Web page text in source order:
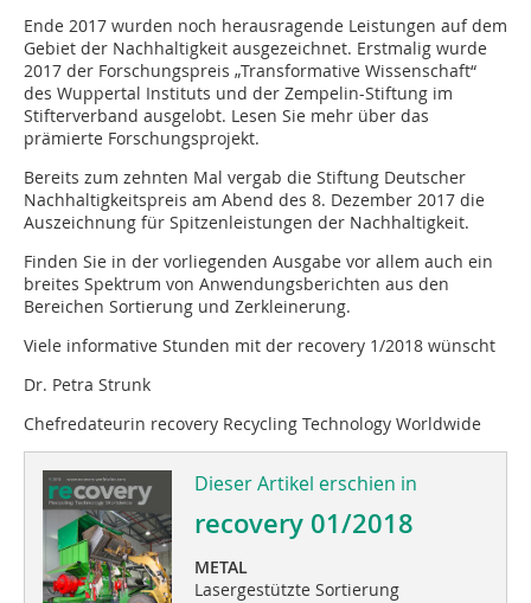
Ende 2017 wurden noch herausragende Leistungen auf dem
Gebiet der Nachhaltigkeit ausgezeichnet. Erstmalig wurde
2017 der Forschungspreis „Transformative Wissenschaft“
des Wuppertal Instituts und der Zempelin-Stiftung im
Stifterverband ausgelobt. Lesen Sie mehr über das
prämierte Forschungsprojekt.
Bereits zum zehnten Mal vergab die Stiftung Deutscher
Nachhaltigkeitspreis am Abend des 8. Dezember 2017 die
Auszeichnung für Spitzenleistungen der Nachhaltigkeit.
Finden Sie in der vorliegenden Ausgabe vor allem auch ein
breites Spektrum von Anwendungsberichten aus den
Bereichen Sortierung und Zerkleinerung.
Viele informative Stunden mit der recovery 1/2018 wünscht
Dr. Petra Strunk
Chefredateurin recovery Recycling Technology Worldwide
Dieser Artikel erschien in
recovery 01/2018
METAL
Lasergestützte Sortierung